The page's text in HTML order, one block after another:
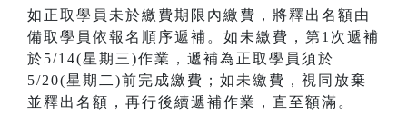
如正取學員未於繳費期限內繳費，將釋出名額由
備取學員依報名順序遞補。如未繳費，第1次遞補
於5/14(星期三)作業，遞補為正取學員須於
5/20(星期二)前完成繳費；如未繳費，視同放棄
並釋出名額，再行後續遞補作業，直至額滿。